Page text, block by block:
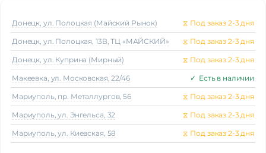
Беспроводная зарядка
есть
Версия Bluetooth
5.2
NFC
есть
Навигация
Навигация
A-GPS, BeiDou, GPS, Galileo, ГЛОНАСС,
QZSS, NavIC
Дополнительно
Донецк, ул. Полоцкая (Майский Рынок) ⧖ Под заказ 2-3 дня
Донецк, ул. Полоцкая, 13В, ТЦ «МАЙСКИЙ» ⧖ Под заказ 2-3 дня
Донецк, ул. Куприна (Мирный) ⧖ Под заказ 2-3 дня
Макеeвка, ул. Московская, 22/46 ✓ Есть в наличии
Мариуполь, пр. Металлургов, 56 ⧖ Под заказ 2-3 дня
Мариуполь, ул. Энгельса, 32 ⧖ Под заказ 2-3 дня
Мариуполь, ул. Киевская, 58 ⧖ Под заказ 2-3 дня